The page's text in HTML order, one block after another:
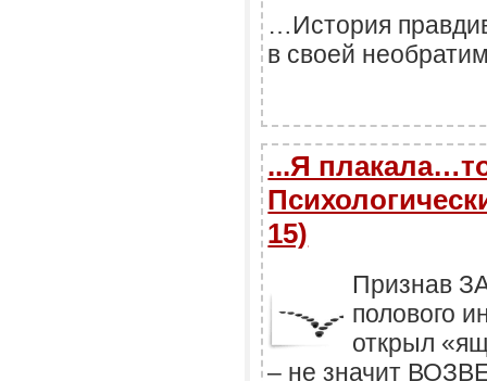
…История
в своей
...Я
15)
Признав
полового
открыл
– не значит